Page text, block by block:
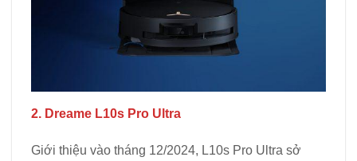
2. Dreame L10s Pro Ultra
Giới thiệu vào tháng 12/2024, L10s Pro Ultra sở